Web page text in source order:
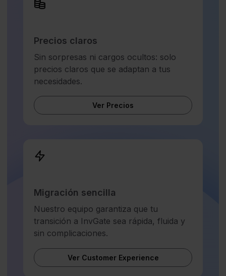
Precios claros
Sin sorpresas ni cargos ocultos: solo
precios claros que se adaptan a tus
necesidades.
Ver Precios
Migración sencilla
Nuestro equipo garantiza que tu
transición a InvGate sea rápida, fluida y
sin complicaciones.
Ver Customer Experience